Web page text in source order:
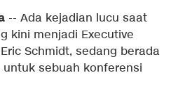
-- Ada kejadian lucu saat
kini menjadi Executive
Schmidt, sedang berada
untuk sebuah konferensi